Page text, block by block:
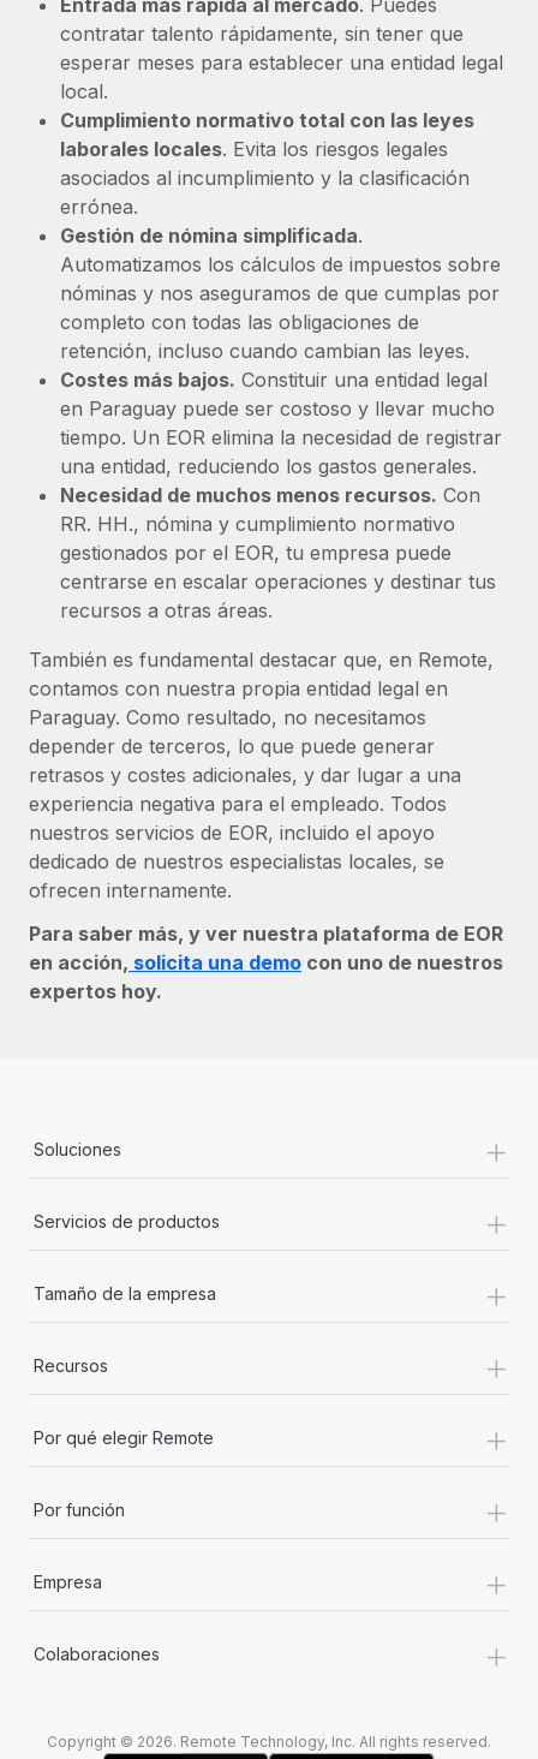
contratar talento rápidamente, sin tener que
esperar meses para establecer una entidad legal
local.
Cumplimiento normativo total con las leyes
laborales locales. Evita los riesgos legales
asociados al incumplimiento y la clasificación
errónea.
Gestión de nómina simplificada.
Automatizamos los cálculos de impuestos sobre
nóminas y nos aseguramos de que cumplas por
completo con todas las obligaciones de
retención, incluso cuando cambian las leyes.
Costes más bajos. Constituir una entidad legal
en Paraguay puede ser costoso y llevar mucho
tiempo. Un EOR elimina la necesidad de registrar
una entidad, reduciendo los gastos generales.
Necesidad de muchos menos recursos. Con
RR. HH., nómina y cumplimiento normativo
gestionados por el EOR, tu empresa puede
centrarse en escalar operaciones y destinar tus
recursos a otras áreas.
También es fundamental destacar que, en Remote,
contamos con nuestra propia entidad legal en
Paraguay. Como resultado, no necesitamos
depender de terceros, lo que puede generar
retrasos y costes adicionales, y dar lugar a una
experiencia negativa para el empleado. Todos
nuestros servicios de EOR, incluido el apoyo
dedicado de nuestros especialistas locales, se
ofrecen internamente.
Para saber más, y ver nuestra plataforma de EOR
en acción, solicita una demo con uno de nuestros
expertos hoy.
Soluciones +
Servicios de productos +
Tamaño de la empresa +
Recursos +
Por qué elegir Remote +
Por función +
Empresa +
Colaboraciones +
Copyright © 2026. Remote Technology, Inc. All rights reserved.